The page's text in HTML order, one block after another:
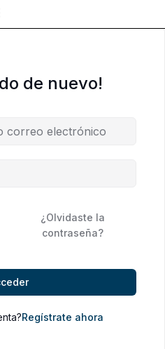
de nuevo!
¿Olvidaste la
contraseña?
Regístrate ahora